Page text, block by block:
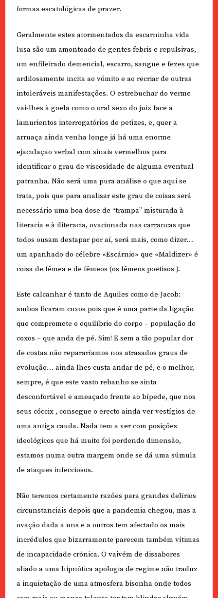
formas escatológicas de prazer.
Geralmente estes atormentados da escarninha vida
lusa são um amontoado de gentes febris e repulsivas,
um enfileirado demencial, escarro, sangue e fezes que
ardilosamente incita ao vómito e ao recriar de outras
intoleráveis manifestações. O estrebuchar do verme
vai-lhes à goela como o oral sexo do juiz face a
lamurientos interrogatórios de petizes, e, quer a
arruaça ainda venha longe já há uma enorme
ejaculação verbal com sinais vermelhos para
identificar o grau de viscosidade de alguma eventual
patranha. Não será uma pura análise o que aqui se
trata, pois que para analisar este grau de coisas será
necessário uma boa dose de “trampa” misturada à
literacia e à iliteracia, ovacionada nas carrancas que
todos ousam destapar por aí, será mais, como dizer…
um apanhado do célebre «Escárnio» que «Maldizer» é
coisa de fêmea e de fêmeos (os fêmeos poetisos ).
Este calcanhar é tanto de Aquiles como de Jacob:
ambos ficaram coxos pois que é uma parte da ligação
que compromete o equilíbrio do corpo – população de
coxos – que anda de pé. Sim! E sem a tão popular dor
de costas não repararíamos nos atrasados graus de
evolução… ainda lhes custa andar de pé, e o melhor,
sempre, é que este vasto rebanho se sinta
desconfortável e ameaçado frente ao bípede, que nos
seus cóccix , consegue o erecto ainda ver vestígios de
uma antiga cauda. Nada tem a ver com posições
ideológicos que há muito foi perdendo dimensão,
estamos numa outra margem onde se dá uma súmula
de ataques infecciosos.
Não teremos certamente razões para grandes delírios
circunstanciais depois que a pandemia chegou, mas a
ovação dada a uns e a outros tem afectado os mais
incrédulos que bizarramente parecem também vítimas
de incapacidade crónica. O vaivém de dissabores
aliado a uma hipnótica apologia de regime não traduz
a inquietação de uma atmosfera bisonha onde todos